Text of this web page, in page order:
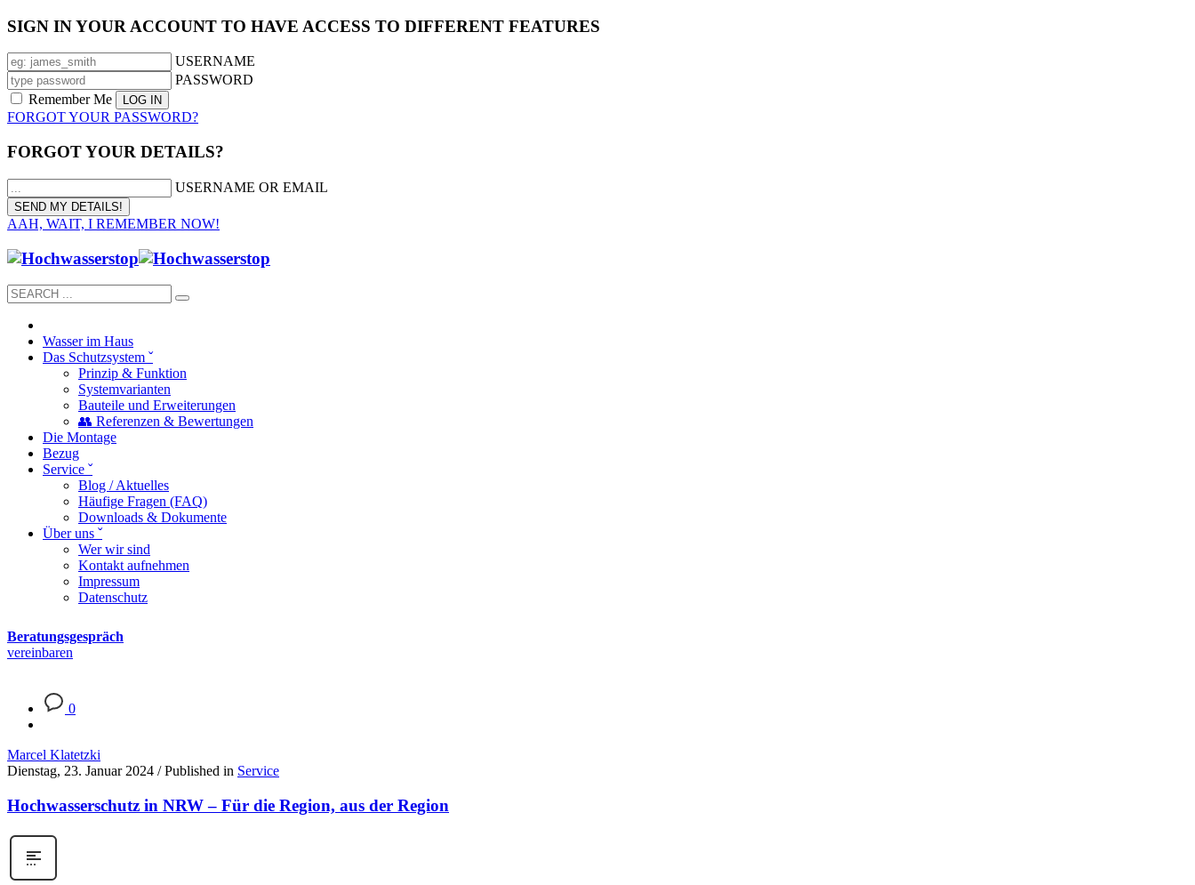
SIGN IN YOUR ACCOUNT TO HAVE ACCESS TO DIFFERENT FEATURES
USERNAME
PASSWORD
Remember Me
FORGOT YOUR PASSWORD?
FORGOT YOUR DETAILS?
USERNAME OR EMAIL
AAH, WAIT, I REMEMBER NOW!
Wasser im Haus
Das Schutzsystem ˇ
Prinzip & Funktion
Systemvarianten
Bauteile und Erweiterungen
👥 Referenzen & Bewertungen
Die Montage
Bezug
Service ˇ
Blog / Aktuelles
Häufige Fragen (FAQ)
Downloads & Dokumente
Über uns ˇ
Wer wir sind
Kontakt aufnehmen
Impressum
Datenschutz
Beratungsgespräch
vereinbaren
0
Marcel Klatetzki
Dienstag, 23. Januar 2024 / Published in Service
Hochwasserschutz in NRW – Für die Region, aus der Region